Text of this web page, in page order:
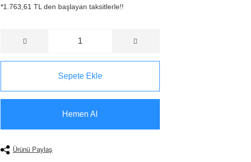
*1.763,61 TL den başlayan taksitlerle!!
Sepete Ekle
Hemen Al
Ürünü Paylaş